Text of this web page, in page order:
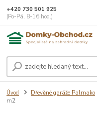
+420 730 501 925
(Po-Pá, 8-16 hod.)
Úvod Dřevěné garáže Palmako
m2